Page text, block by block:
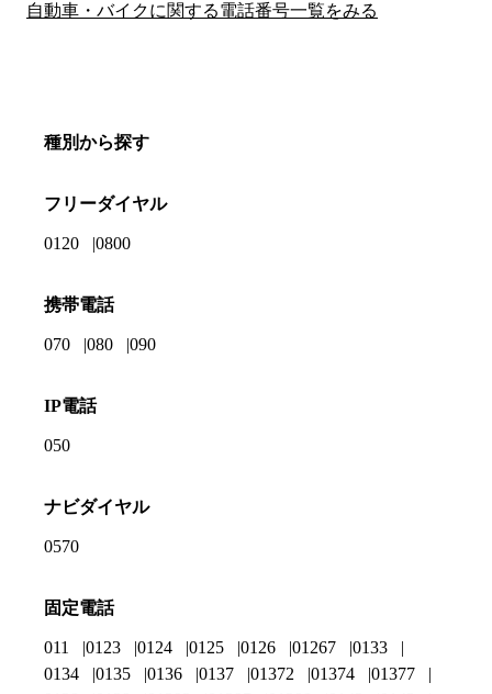
自動車・バイクに関する電話番号一覧をみる
種別から探す
フリーダイヤル
0120 0800
携帯電話
070 080 090
IP電話
050
ナビダイヤル
0570
固定電話
011 0123 0124 0125 0126 01267
0133
0134
0135 0136 0137 01372 01374
01377